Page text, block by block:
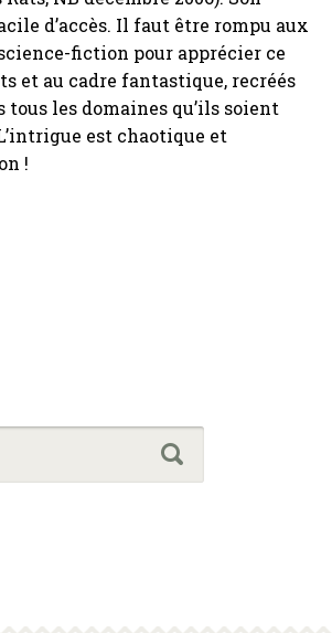
d’accès. Il faut être rompu aux
fiction pour apprécier ce
et au cadre fantastique, recréés
tous les domaines qu’ils soient
est chaotique et
!